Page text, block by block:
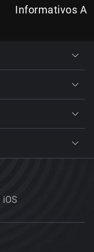
Informativos A
iOS